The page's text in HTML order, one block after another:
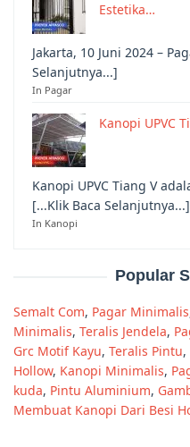
Estetika…
Jakarta, 10 Juni 2024 –
Selanjutnya...]
In Pagar
Kanopi UPVC
Kanopi UPVC Tiang V
[...Klik Baca Selanjutnya...]
In Kanopi
Popular
Semalt Com, Pagar Minimalis
Minimalis, Teralis Jendela,
Grc Motif Kayu, Teralis Pintu,
Hollow, Kanopi Minimalis,
kuda, Pintu Aluminium,
Membuat Kanopi Dari Besi